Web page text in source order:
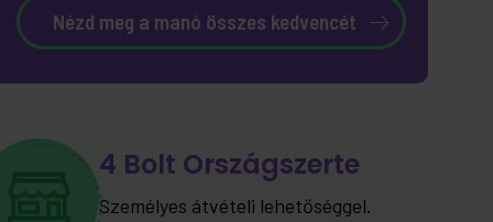
Nézd meg a manó összes kedvencét
4 Bolt Országszerte
Személyes átvételi lehetőséggel.